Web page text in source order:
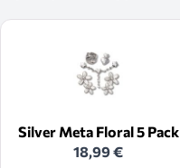
Silver Meta Floral 5 Pack
18,99 €